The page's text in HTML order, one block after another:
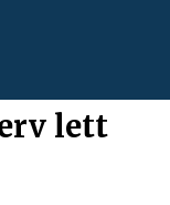
lett